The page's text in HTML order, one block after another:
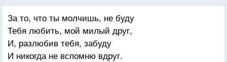
За то, что ты молчишь, не буду
Тебя любить, мой милый друг,
И, разлюбив тебя, забуду
И никогда не вспомню вдруг.